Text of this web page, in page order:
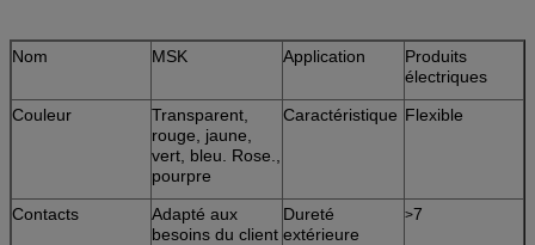
Nom MSK Application
Produits
électriques
Couleur
Transparent,
rouge, jaune,
vert, bleu. Rose.,
pourpre
Caractéristique Flexible
Contacts
Adapté aux
besoins du client
Dureté
extérieure
>7